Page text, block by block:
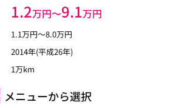
1.2万円〜9.1万円
1.1万円〜8.0万円
2014年(平成26年)
1万km
メニューから選択